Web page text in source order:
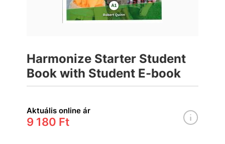
Harmonize Starter Student
Book with Student E-book
Aktuális online ár
9 180 Ft